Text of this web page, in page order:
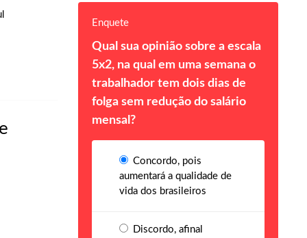
Enquete
Qual sua opinião sobre a escala
5x2, na qual em uma semana o
trabalhador tem dois dias de
folga sem redução do salário
mensal?
Concordo, pois
aumentará a qualidade de
vida dos brasileiros
Discordo, afinal